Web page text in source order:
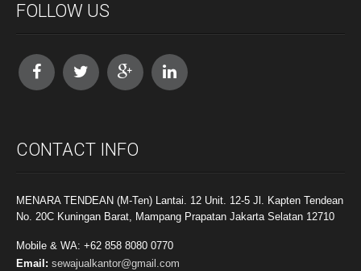
FOLLOW US
CONTACT INFO
MENARA TENDEAN (M-Ten) Lantai. 12 Unit. 12-5 Jl. Kapten Tendean
No. 20C Kuningan Barat, Mampang Prapatan Jakarta Selatan 12710
Mobile & WA: +62 858 8080 0770
Email: sewajualkantor@gmail.com